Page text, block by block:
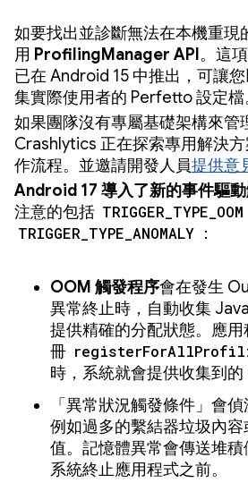
如要找出並診斷無法在本機重現
用 ProfilingManager API 。這
已在 Android 15 中推出，可讓
集實際使用者的 Perfetto 設定檔
如果團隊沒有專屬基礎架構來管
Crashlytics 正在探索專用解決
作流程。並邀請開發人員提供意
Android 17 導入了新的事件驅
注意的包括 TRIGGER_TYPE_OOM
TRIGGER_TYPE_ANOMALY ：
OOM 觸發程序會在發生
異常終止時，自動收集
提供精確的分配狀態。應
冊
時，系統就會提供收集到的
「異常狀況觸發條件」 會偵
例如過多的繫結器垃圾內
值。記憶體異常會傳送堆
系統終止應用程式之前。